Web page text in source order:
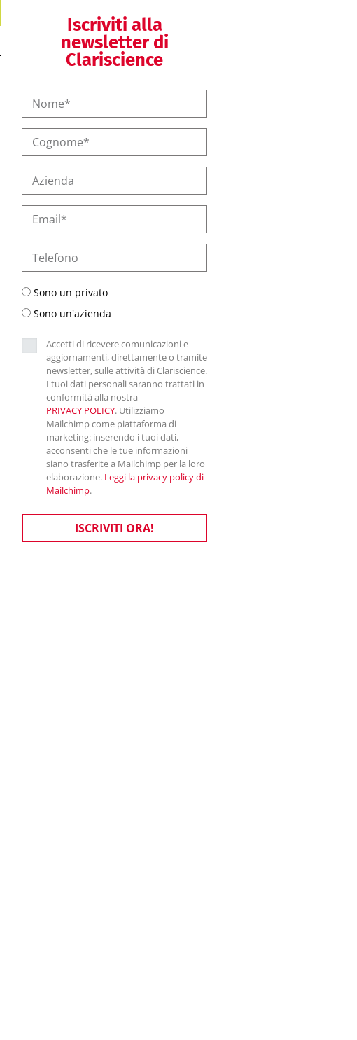
Iscriviti alla
newsletter di
Clariscience
Sono un privato
Sono un'azienda
Accetti di ricevere comunicazioni e
aggiornamenti, direttamente o tramite
newsletter, sulle attività di Clariscience.
I tuoi dati personali saranno trattati in
conformità alla nostra
PRIVACY POLICY. Utilizziamo
Mailchimp come piattaforma di
marketing: inserendo i tuoi dati,
acconsenti che le tue informazioni
siano trasferite a Mailchimp per la loro
elaborazione. Leggi la privacy policy di
Mailchimp.
ISCRIVITI ORA!